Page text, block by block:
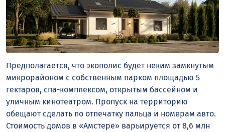
Предполагается, что экополис будет неким замкнутым
микрорайоном с собственным парком площадью 5
гектаров, спа-комплексом, открытым бассейном и
уличным кинотеатром. Пропуск на территорию
обещают сделать по отпечатку пальца и номерам авто.
Стоимость домов в «Амстере» варьируется от 8,6 млн